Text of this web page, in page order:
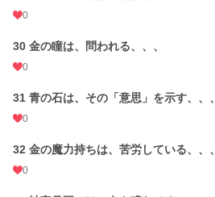
0
30 金の瞳は、問われる、、、
0
31 青の石は、その「意思」を示す、、、
0
32 金の魔力持ちは、苦労している、、、
0